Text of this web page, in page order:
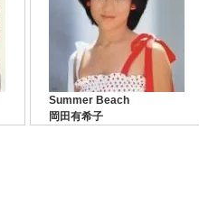
Summer Beach
岡田有希子